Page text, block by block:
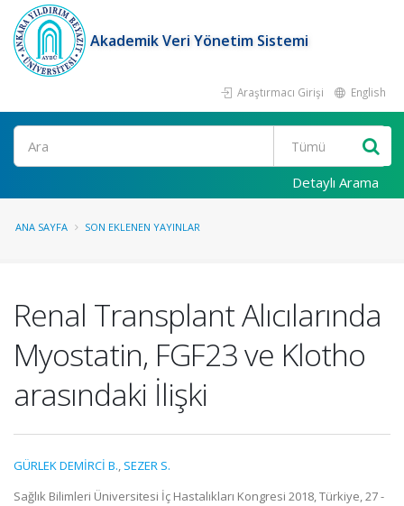
Akademik Veri Yönetim Sistemi
Araştırmacı Girişi English
Ara
Detaylı Arama
ANA SAYFA SON EKLENEN YAYINLAR
Renal Transplant Alıcılarında
Myostatin, FGF23 ve Klotho
arasındaki İlişki
GÜRLEK DEMİRCİ B., SEZER S.
Sağlık Bilimleri Üniversitesi İç Hastalıkları Kongresi 2018, Türkiye, 27 -